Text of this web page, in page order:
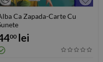
Ca Zapada-Carte Cu
00 lei